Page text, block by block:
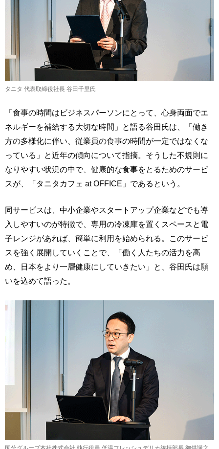
タニタ 代表取締役社長 谷田千里氏
「食事の時間はビジネスパーソンにとって、心身両面でエ
ネルギーを補給する大切な時間」と語る谷田氏は、「働き
方の多様化に伴い、従業員の食事の時間が一定ではなくな
っている」と近年の傾向について指摘。そうした不規則に
なりやすい状況の中で、健康的な食事をとるためのサービ
スが、「タニタカフェ at OFFICE」であるという。
同サービスは、中小企業やスタートアップ企業などでも導
入しやすいのが特徴で、専用の冷凍庫を置くスペースと電
子レンジがあれば、簡単に利用を始められる。このサービ
スを強く展開していくことで、「働く人たちの活力を高
め、日本をより一層健康にしていきたい」と、谷田氏は願
いを込めて語った。